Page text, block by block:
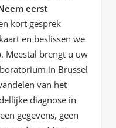
eerst
kort gesprek
en beslissen we
Meestal brengt u uw
in Brussel
van het
diagnose in
gegevens, geen